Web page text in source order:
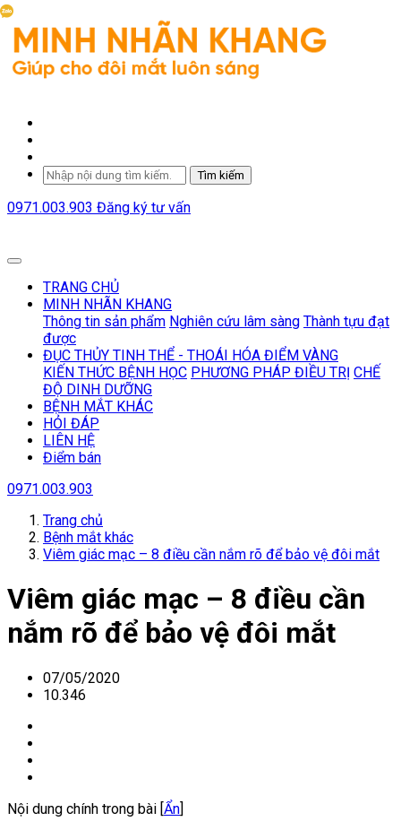
Tìm kiếm
0971.003.903 Đăng ký tư vấn
TRANG CHỦ
MINH NHÃN KHANG
Thông tin sản phẩm Nghiên cứu lâm sàng Thành tựu đạt
được
ĐỤC THỦY TINH THỂ - THOÁI HÓA ĐIỂM VÀNG
KIẾN THỨC BỆNH HỌC PHƯƠNG PHÁP ĐIỀU TRỊ CHẾ
ĐỘ DINH DƯỠNG
BỆNH MẮT KHÁC
HỎI ĐÁP
LIÊN HỆ
Điểm bán
0971.003.903
Trang chủ
Bệnh mắt khác
Viêm giác mạc – 8 điều cần nắm rõ để bảo vệ đôi mắt
Viêm giác mạc – 8 điều cần
nắm rõ để bảo vệ đôi mắt
07/05/2020
10.346
Nội dung chính trong bài [Ẩn]